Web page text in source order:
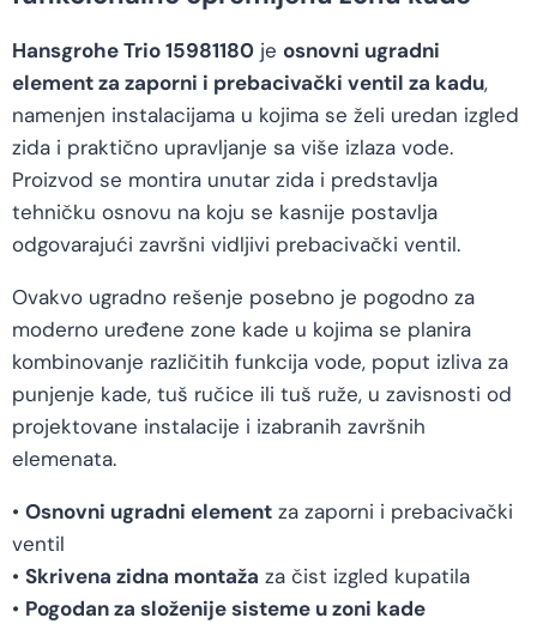
Hansgrohe Trio 15981180 je osnovni ugradni
element za zaporni i prebacivački ventil za kadu,
namenjen instalacijama u kojima se želi uredan izgled
zida i praktično upravljanje sa više izlaza vode.
Proizvod se montira unutar zida i predstavlja
tehničku osnovu na koju se kasnije postavlja
odgovarajući završni vidljivi prebacivački ventil.
Ovakvo ugradno rešenje posebno je pogodno za
moderno uređene zone kade u kojima se planira
kombinovanje različitih funkcija vode, poput izliva za
punjenje kade, tuš ručice ili tuš ruže, u zavisnosti od
projektovane instalacije i izabranih završnih
elemenata.
• Osnovni ugradni element za zaporni i prebacivački
ventil
• Skrivena zidna montaža za čist izgled kupatila
• Pogodan za složenije sisteme u zoni kade